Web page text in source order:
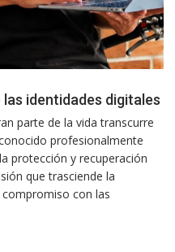
identidades digitales
parte de la vida transcurre
profesionalmente
protección y recuperación
que trasciende la
con las